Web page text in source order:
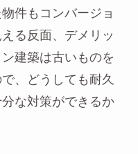
件もコンバージョ
る反面、デメリッ
建築は古いものを
、どうしても耐久
な対策ができるか